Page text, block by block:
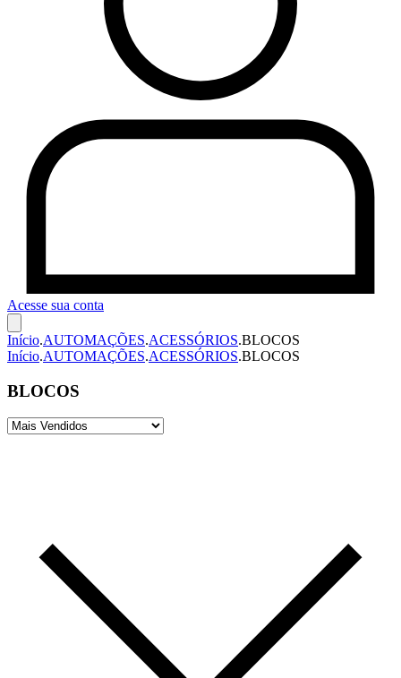
Acesse sua conta
Início.AUTOMAÇÕES.ACESSÓRIOS.BLOCOS
Início.AUTOMAÇÕES.ACESSÓRIOS.BLOCOS
BLOCOS